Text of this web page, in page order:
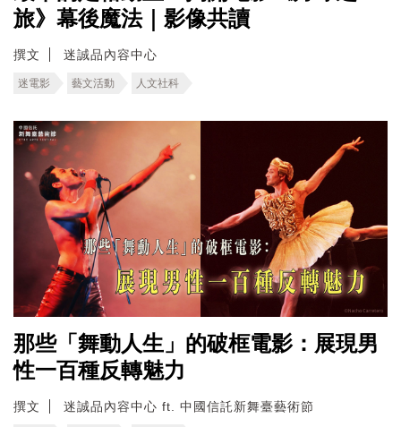
旅》幕後魔法｜影像共讀
撰文 迷誠品內容中心
迷電影 藝文活動 人文社科
那些「舞動人生」的破框電影：展現男
性一百種反轉魅力
撰文 迷誠品內容中心 ft. 中國信託新舞臺藝術節